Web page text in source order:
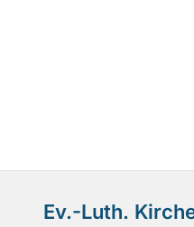
Ev.-Luth.